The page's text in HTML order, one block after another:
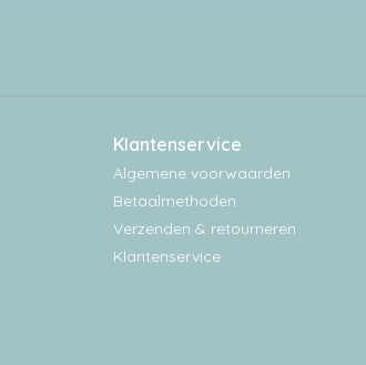
Klantenservice
Algemene voorwaarden
Betaalmethoden
Verzenden & retourneren
Klantenservice